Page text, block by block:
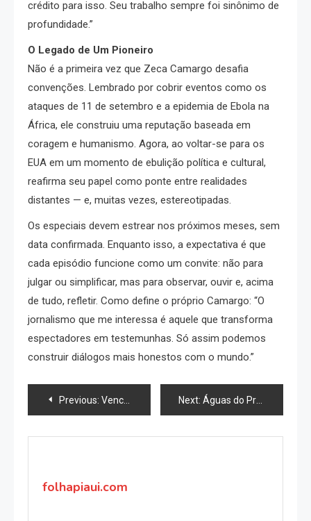
crédito para isso. Seu trabalho sempre foi sinônimo de
profundidade.”
O Legado de Um Pioneiro
Não é a primeira vez que Zeca Camargo desafia
convenções. Lembrado por cobrir eventos como os
ataques de 11 de setembro e a epidemia de Ebola na
África, ele construiu uma reputação baseada em
coragem e humanismo. Agora, ao voltar-se para os
EUA em um momento de ebulição política e cultural,
reafirma seu papel como ponte entre realidades
distantes — e, muitas vezes, estereotipadas.
Os especiais devem estrear nos próximos meses, sem
data confirmada. Enquanto isso, a expectativa é que
cada episódio funcione como um convite: não para
julgar ou simplificar, mas para observar, ouvir e, acima
de tudo, refletir. Como define o próprio Camargo: “O
jornalismo que me interessa é aquele que transforma
espectadores em testemunhas. Só assim podemos
construir diálogos mais honestos com o mundo.”
Navegação
de
Previous: Vencedor do Prêmio Clarice Lispector de 2024, Marcel Cervantes de Oliveira propõe uma Revolução Decolonial na obra “Precisamos de um novo Paradigma em Proteção Social?” Next: Águas do Progresso: Como R$ 2 Bilhões Estão Remodelando a Navegação e a Economia da Amazônia
folhapiaui.com